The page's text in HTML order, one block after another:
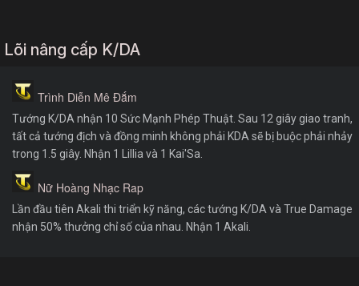
Lõi nâng cấp K/DA
Trình Diễn Mê Đắm
Tướng K/DA nhận 10 Sức Mạnh Phép Thuật. Sau 12 giây giao tranh,
tất cả tướng địch và đồng minh không phải KDA sẽ bị buộc phải nhảy
trong 1.5 giây. Nhận 1 Lillia và 1 Kai'Sa.
Nữ Hoàng Nhạc Rap
Lần đầu tiên Akali thi triển kỹ năng, các tướng K/DA và True Damage
nhận 50% thưởng chỉ số của nhau. Nhận 1 Akali.